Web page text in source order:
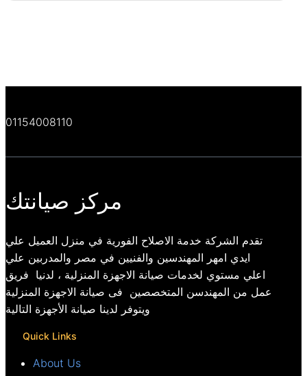
01154008110
مركز صيانتك
تقدم الشركة خدمة الاصلاح الفورية في منزل العميل علي
ايدي امهر المهندسين والفنيين في مصر والمدربين علي
اعلي مستوي لخدمات صيانة الاجهزة المنزلية ، لدنيا فريق
عمل من المهندسن المتخصصين فى صيانة الاجهزة المنزلية
ويتوفر لدينا صيانة الأجهزة التالية
Quick Links
About Us